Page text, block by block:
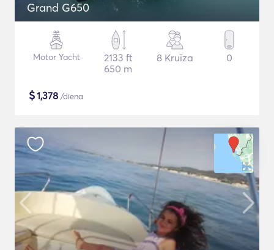
Grand G650
Motor Yacht
2133 ft
650 m
8 Kruīza 0
$1,378 /diena